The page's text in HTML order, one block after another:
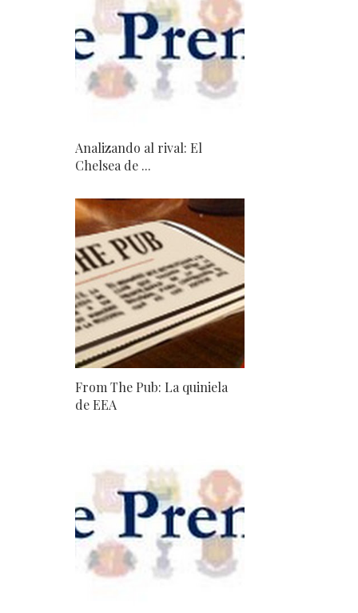
Analizando al rival: El
Chelsea de ...
From The Pub: La quiniela
de EEA